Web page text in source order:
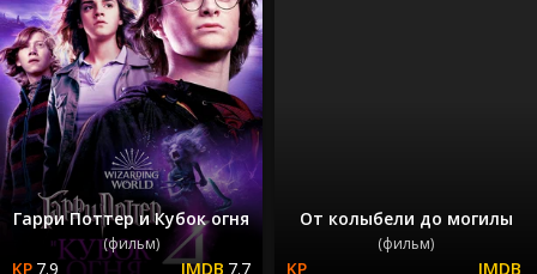
Гарри Поттер и Кубок огня
(фильм)
7.9 7.7
От колыбели до могилы
(фильм)